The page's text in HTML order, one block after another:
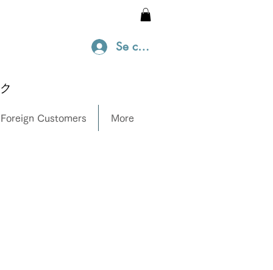
Se connecter
Customers More